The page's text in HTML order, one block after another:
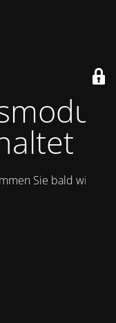
Sie bald wieder.